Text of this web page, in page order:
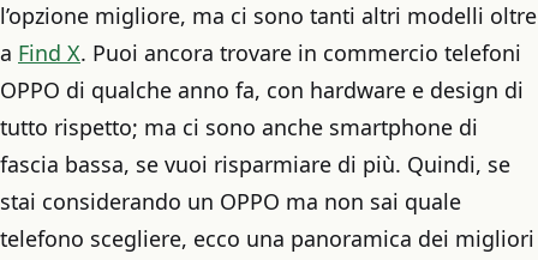
l’opzione migliore, ma ci sono tanti altri modelli oltre
a Find X. Puoi ancora trovare in commercio telefoni
OPPO di qualche anno fa, con hardware e design di
tutto rispetto; ma ci sono anche smartphone di
fascia bassa, se vuoi risparmiare di più. Quindi, se
stai considerando un OPPO ma non sai quale
telefono scegliere, ecco una panoramica dei migliori